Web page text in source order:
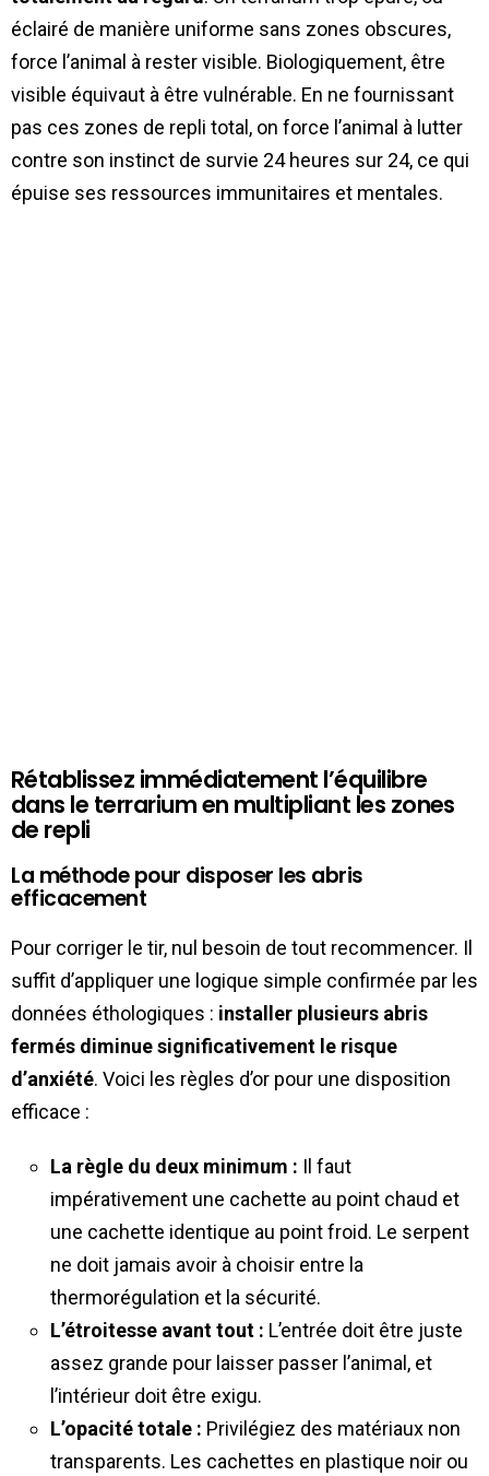
éclairé de manière uniforme sans zones obscures,
force l’animal à rester visible. Biologiquement, être
visible équivaut à être vulnérable. En ne fournissant
pas ces zones de repli total, on force l’animal à lutter
contre son instinct de survie 24 heures sur 24, ce qui
épuise ses ressources immunitaires et mentales.
Rétablissez immédiatement l’équilibre
dans le terrarium en multipliant les zones
de repli
La méthode pour disposer les abris
efficacement
Pour corriger le tir, nul besoin de tout recommencer. Il
suffit d’appliquer une logique simple confirmée par les
données éthologiques : installer plusieurs abris
fermés diminue significativement le risque
d’anxiété. Voici les règles d’or pour une disposition
efficace :
La règle du deux minimum : Il faut
impérativement une cachette au point chaud et
une cachette identique au point froid. Le serpent
ne doit jamais avoir à choisir entre la
thermorégulation et la sécurité.
L’étroitesse avant tout : L’entrée doit être juste
assez grande pour laisser passer l’animal, et
l’intérieur doit être exigu.
L’opacité totale : Privilégiez des matériaux non
transparents. Les cachettes en plastique noir ou